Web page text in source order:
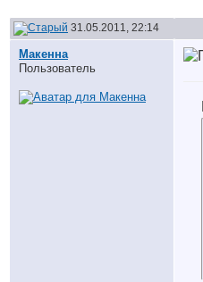
31.05.2011, 22:14
Макенна
Пользователь